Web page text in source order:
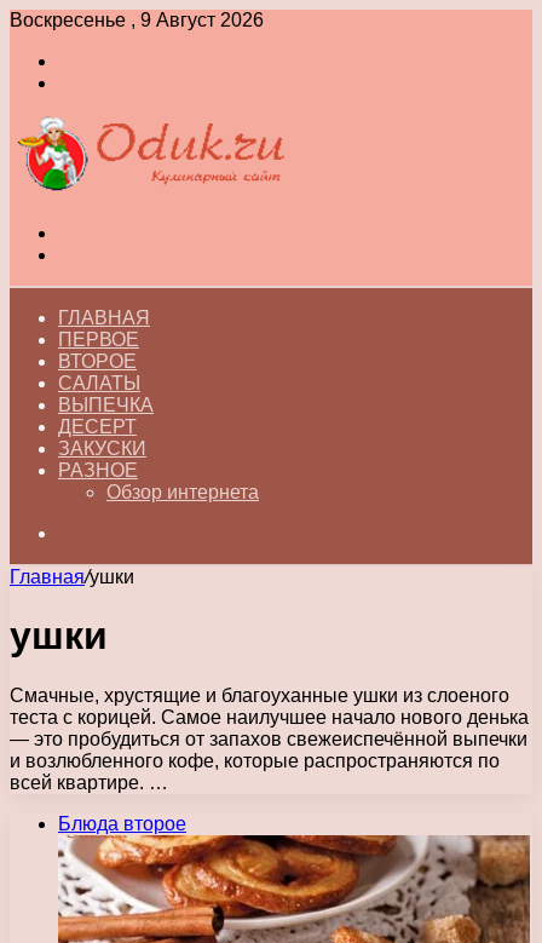
Воскресенье , 9 Август 2026
ГЛАВНАЯ
ПЕРВОЕ
ВТОРОЕ
САЛАТЫ
ВЫПЕЧКА
ДЕСЕРТ
ЗАКУСКИ
РАЗНОЕ
Обзор интернета
Главная/ушки
ушки
Смачные, хрустящие и благоуханные ушки из слоеного
теста с корицей. Самое наилучшее начало нового денька
— это пробудиться от запахов свежеиспечённой выпечки
и возлюбленного кофе, которые распространяются по
всей квартире. …
Блюда второе